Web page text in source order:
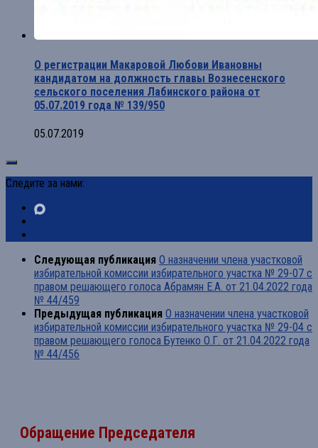
О регистрации Макаровой Любови Ивановны
кандидатом на должность главы Вознесенского
сельского поселения Лабинского района от
05.07.2019 года № 139/950
05.07.2019
Следите за нами:
Следующая публикация О назначении члена участковой
избирательной комиссии избирательного участка № 29-07 с
правом решающего голоса Абрамян Е.А. от 21.04.2022 года
№ 44/459
Предыдущая публикация О назначении члена участковой
избирательной комиссии избирательного участка № 29-04 с
правом решающего голоса Бутенко О.Г. от 21.04.2022 года
№ 44/456
Обращение Председателя